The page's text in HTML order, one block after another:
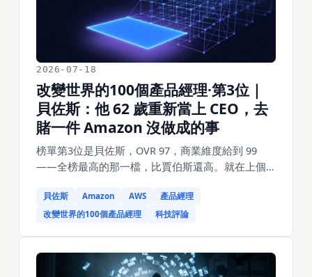
長、也是 AI 時代最貴的那件事裡：判斷什麼才是好
2026-07-18
改變世界的100個產品經理·第3位｜
貝佐斯：他 62 歲重新當上 CEO，去
賭一件 Amazon 沒做成的事
榜單第3位是貝佐斯，OVR 97，商業維度給到 99
——全榜最高的那一檔，比賈伯斯還高。就在上個
玩火箭和遊艇的人，重新當上了 CEO：親自聯合執
掌 AI 新創公司 Project Prometheus，6 月剛募到 12
歲又親自下場？答案藏在他真正的發明裡——一套
貝佐斯 Amazon AWS
產品經理
改變世界的100個產品經理
科技評論